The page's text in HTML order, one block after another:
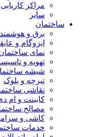
مراکز کاریابی
سایر
ساختمان
برق و هوشمند
ایزوگام و
نمای ساختمان
تهویه و تاسیسات
شیشه ساختمان
تیرچه و بلوک
نقاشی ساختمان
کابینت و ام دی اف
مصالح ساختمانی
کاشی و سرامیک
خدمات ساختمانی